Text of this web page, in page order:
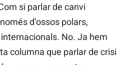
si parlar de canvi
d’ossos polars,
No. Ja hem
columna que parlar de crisi